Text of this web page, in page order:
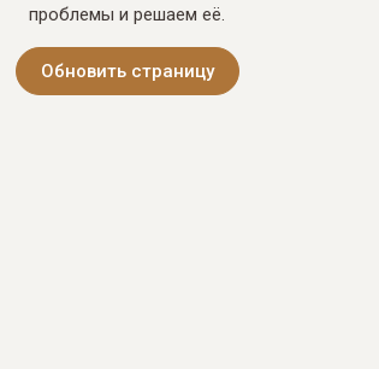
проблемы и решаем её.
Обновить страницу